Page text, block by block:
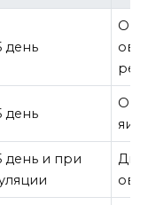
день
день
день и при